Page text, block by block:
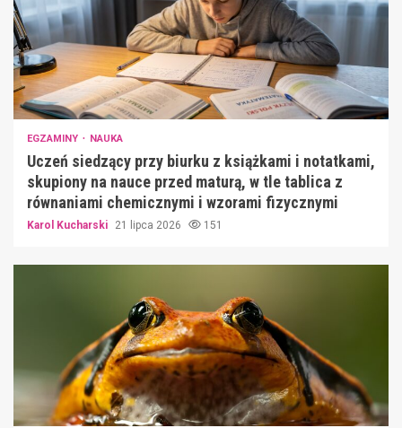
EGZAMINY NAUKA
Uczeń siedzący przy biurku z książkami i notatkami,
skupiony na nauce przed maturą, w tle tablica z
równaniami chemicznymi i wzorami fizycznymi
Karol Kucharski 21 lipca 2026 151